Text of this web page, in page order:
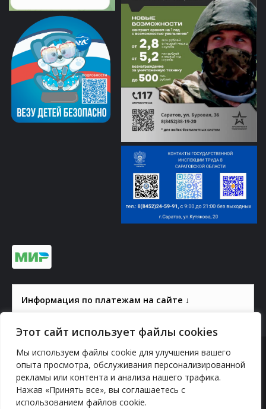
Этот сайт использует файлы cookies
Мы используем файлы cookie для улучшения вашего
опыта просмотра, обслуживания персонализированной
рекламы или контента и анализа нашего трафика.
Нажав «Принять все», вы соглашаетесь с
использованием файлов cookie.
Информация по платежам на сайте ↓
© 2000-2026, ГАУК СОМ КВЦ
Политика конфиденциальности